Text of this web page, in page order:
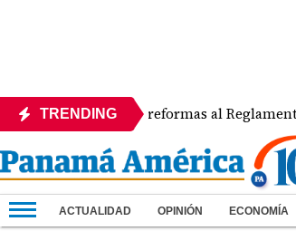
TRENDING
rechaza reformas al Reglamento de
ACTUALIDAD OPINIÓN ECONOMÍA